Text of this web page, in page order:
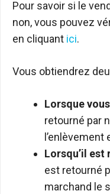
Pour savoir si le
non, vous pouvez
en cliquant ici.
Vous obtiendrez
Lorsque
retourné par
l’enlèvement
Lorsqu’il est
est retourné
marchand le